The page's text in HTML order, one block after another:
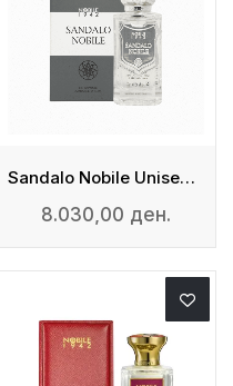
Sandalo Nobile Unisex - Eau De Parfum
8.030,00 ден.